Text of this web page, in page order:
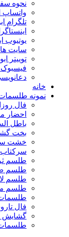
نحوه
واتساپ
تلگرام
یوتیوب
سایت
توییتر
فیسبوک
خانه
نمونه
فال
احضار
باطل
بخت
خشت
سرکتاب
طلسم
طلسم
طلسم
طلسم
فال
گشایش